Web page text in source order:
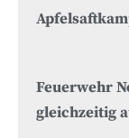
Feuerwehr
gleichzeitig